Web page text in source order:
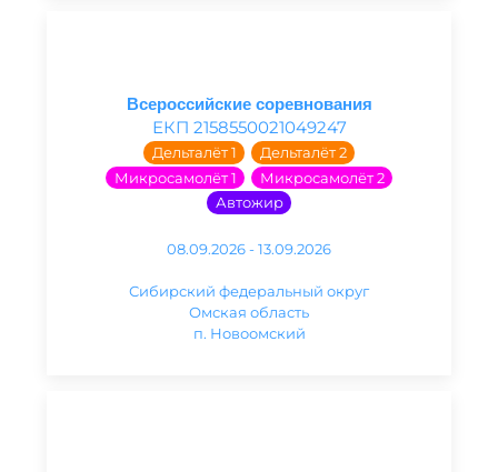
Всероссийские соревнования
ЕКП 2158550021049247
Дельталёт 1
Дельталёт 2
Микросамолёт 1
Микросамолёт 2
Автожир
08.09.2026 - 13.09.2026
Сибирский федеральный округ
Омская область
п. Новоомский